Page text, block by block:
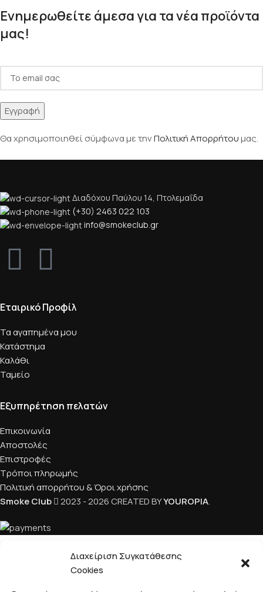
Διαχείριση Συγκατάθεσης
Cookies
Ενημερωθείτε άμεσα για τα νέα προϊόντα
μας!
Θα χρησιμοποιηθεί σύμφωνα με τηνΠολιτική Απορρήτουμας.
Διαδόχου Παύλου 14, Πτολεμαΐδα
(+30) 2463 022 103
info@smokeclub.gr
Εταιρικό Προφίλ
Τα αγαπημένα μου
Κατάστημα
Καλάθι
Ταμείο
Εξυπηρέτηση πελατών
Επικοινωνία
Αποστολές
Επιστροφές
Τρόποι πληρωμής
Πολιτική απορρήτου & Όροι χρήσης
Smoke Club
2023 - 2026 CREATED BYYOUROPIA.
FacebookInstagramTikTok